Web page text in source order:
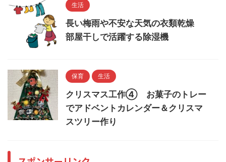
生活
長い梅雨や不安な天気の衣類乾燥
部屋干しで活躍する除湿機
保育 生活
クリスマス工作④ お菓子のトレー
でアドベントカレンダー＆クリスマ
スツリー作り